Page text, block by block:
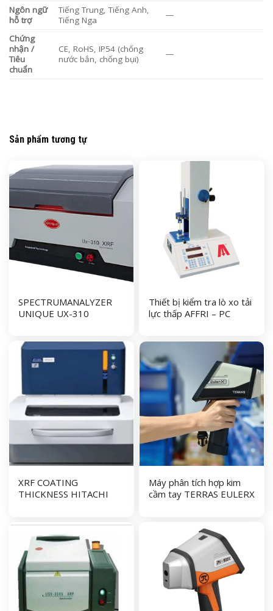
Ngôn ngữ
hỗ trợ
Tiếng Trung, Tiếng Anh,
Tiếng Nga
—
Chứng
nhận /
Tiêu
chuẩn
CE, RoHS, IP54 (chống
nước bắn, chống bụi)
—
Sản phẩm tương tự
SPECTRUMANALYZER
UNIQUE UX-310
Thiết bị kiểm tra lò xo tải
lực thấp AFFRI – PC
XRF COATING
THICKNESS HITACHI
Máy phân tích hợp kim
cầm tay TERRAS EULERX